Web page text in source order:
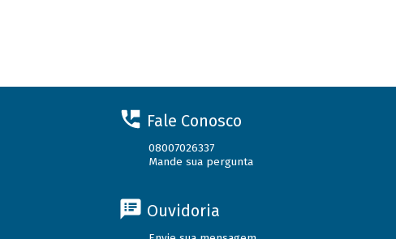
Fale Conosco
08007026337
Mande sua pergunta
Ouvidoria